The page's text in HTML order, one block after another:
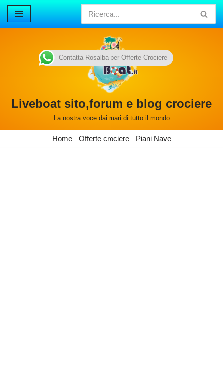
Vai
Liveboat sito,forum e blog crociere
La nostra voce dai mari di tutto il mondo
Home Offerte crociere Piani Nave
Contatta Rosalba per Offerte Crociere